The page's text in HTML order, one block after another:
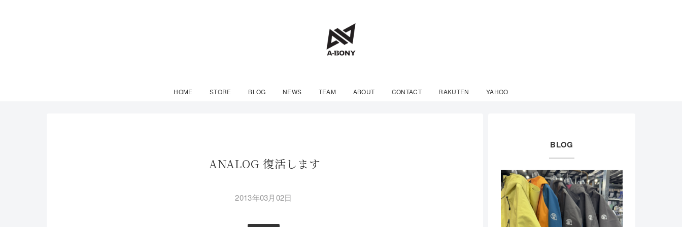
HOME STORE BLOG NEWS TEAM ABOUT CONTACT RAKUTEN YAHOO
ANALOG 復活します
2013年03月02日
BLOG